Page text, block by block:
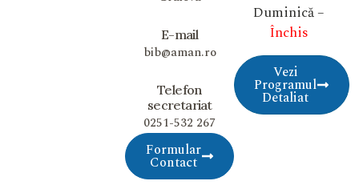
Duminică –
Închis
Vezi
Programul
Detaliat
E-mail
bib@aman.ro
Telefon
secretariat
0251-532 267
Formular
Contact